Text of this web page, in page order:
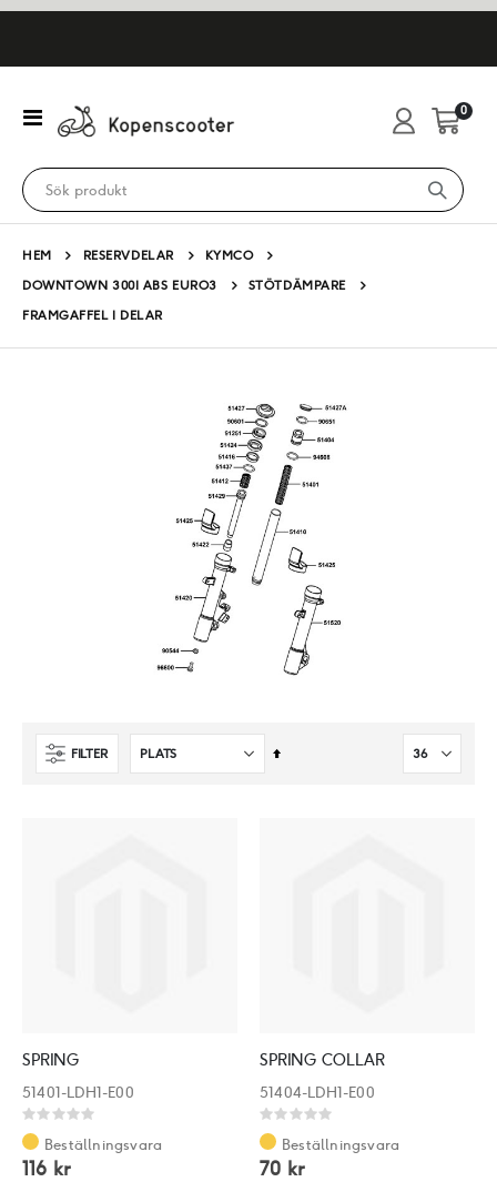
Växla
Nav
Cart
0
HEM RESERVDELAR
KYMCO
DOWNTOWN 300I ABS EURO3
STÖTDÄMPARE
FRAMGAFFEL I DELAR
FILTER
Sätt
SPRING
51401-LDH1-E00
Rating:
0%
Beställningsvara
116 kr
SPRING COLLAR
51404-LDH1-E00
Rating:
0%
Beställningsvara
70 kr